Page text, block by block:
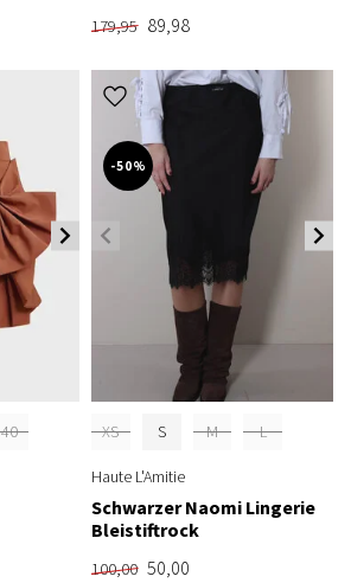
179,95 89,98
40
-50%
XS S M L
Haute L'Amitie
Schwarzer Naomi Lingerie
Bleistiftrock
100,00 50,00